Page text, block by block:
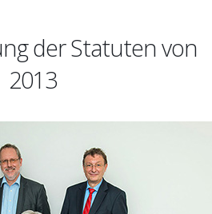
der Statuten von
2013